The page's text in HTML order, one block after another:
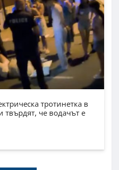
тротинетка в
твърдят, че водачът е